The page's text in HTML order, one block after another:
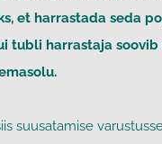
et harrastada seda
tubli harrastaja
suusatamise